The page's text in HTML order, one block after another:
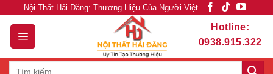
content
Nội Thất Hải Đăng: Thương Hiệu Của Người Việt
Hotline:
0938.915.322